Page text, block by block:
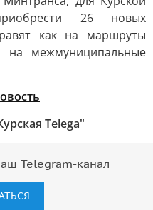
26 новых
как на маршруты
на межмуниципальные
Telega"
Telegram-канал